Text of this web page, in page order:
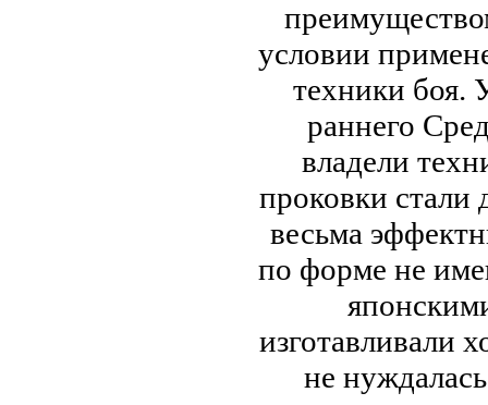
условии
техники боя.
раннего
владели
проковки стали
весьма
по форме не
изготавливали
не